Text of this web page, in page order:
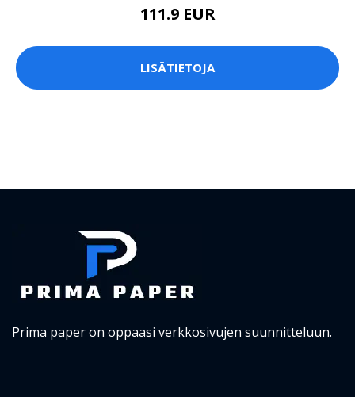
111.9 EUR
LISÄTIETOJA
Prima paper on oppaasi verkkosivujen suunnitteluun.